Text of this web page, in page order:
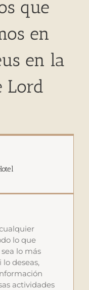
que
en
en la
Lord
lo que
lo más
deseas,
actividades